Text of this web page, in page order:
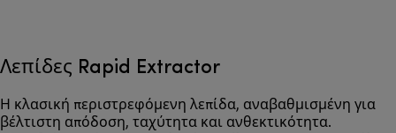
Λεπίδες Rapid Extractor
Η κλασική περιστρεφόμενη λεπίδα, αναβαθμισμένη για
βέλτιστη απόδοση, ταχύτητα και ανθεκτικότητα.